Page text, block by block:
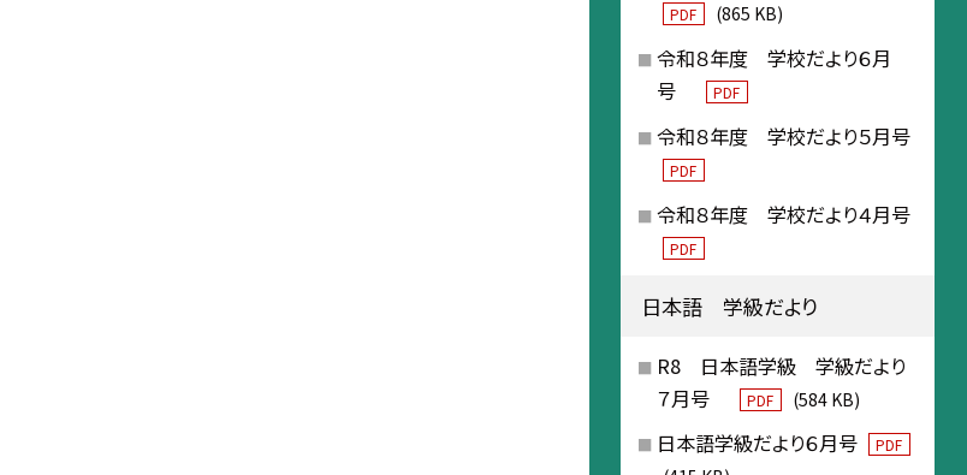
PDF (865 KB)
令和８年度 学校だより６月
号
PDF
令和８年度 学校だより５月号
PDF
令和８年度 学校だより４月号
PDF
日本語 学級だより
R8 日本語学級 学級だより
７月号
PDF (584 KB)
日本語学級だより６月号 PDF